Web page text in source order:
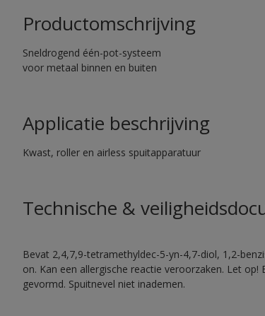
Productomschrijving
Sneldrogend één-pot-systeem
voor metaal binnen en buiten
Applicatie beschrijving
Kwast, roller en airless spuitapparatuur
Technische &
Bevat 2,4,7,9-tetramethyldec-5-yn-4,7-diol, 1,2-
on. Kan een allergische reactie veroorzaken. Let
gevormd. Spuitnevel niet inademen.